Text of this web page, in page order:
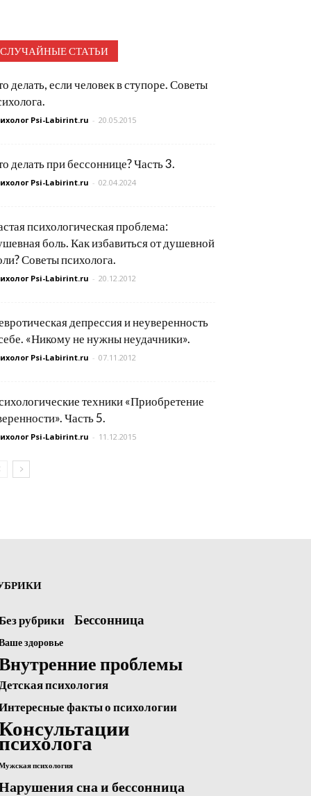
СЛУЧАЙНЫЕ СТАТЬИ
делать, если человек в ступоре. Советы
Psi-Labirint.ru - 20.05.2015
делать при бессоннице? Часть 3.
Psi-Labirint.ru - 02.04.2024
психологическая проблема:
боль. Как избавиться от душевной
Советы психолога.
Psi-Labirint.ru - 20.12.2012
депрессия и неуверенность
«Никому не нужны неудачники».
Psi-Labirint.ru - 07.11.2012
техники «Приобретение
Часть 5.
Psi-Labirint.ru - 11.12.2015
рубрики Бессонница
здоровье
проблемы
психология
факты о психологии
психология
сна и бессонница